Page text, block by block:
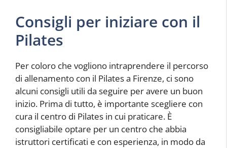
Consigli per iniziare con il
Pilates
Per coloro che vogliono intraprendere il percorso
di allenamento con il Pilates a Firenze, ci sono
alcuni consigli utili da seguire per avere un buon
inizio. Prima di tutto, è importante scegliere con
cura il centro di Pilates in cui praticare. È
consigliabile optare per un centro che abbia
istruttori certificati e con esperienza, in modo da